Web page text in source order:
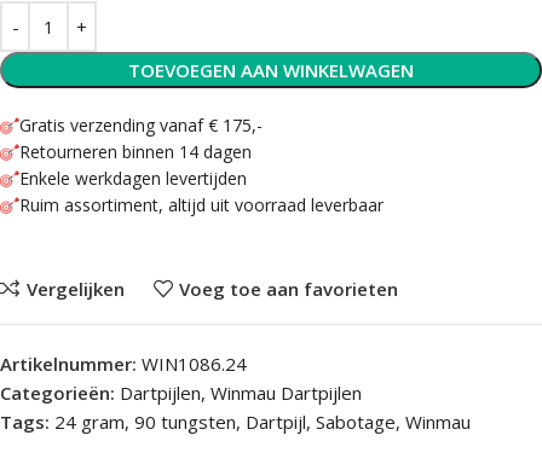
TOEVOEGEN AAN WINKELWAGEN
Gratis verzending vanaf € 175,-
Retourneren binnen 14 dagen
Enkele werkdagen levertijden
Ruim assortiment, altijd uit voorraad leverbaar
Vergelijken Voeg toe aan favorieten
Artikelnummer: WIN1086.24
Categorieën: Dartpijlen, Winmau Dartpijlen
Tags: 24 gram, 90 tungsten, Dartpijl, Sabotage, Winmau